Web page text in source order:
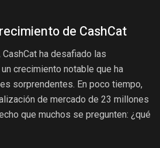
de CashCat
ha desafiado las
crecimiento notable que ha
sorprendentes. En poco tiempo,
de mercado de 23 millones
que muchos se pregunten: ¿qué